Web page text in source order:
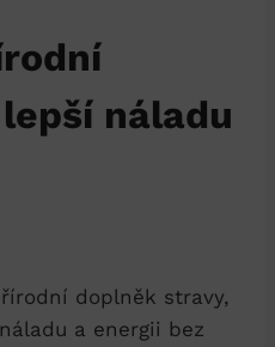
náladu
doplněk stravy,
a energii bez